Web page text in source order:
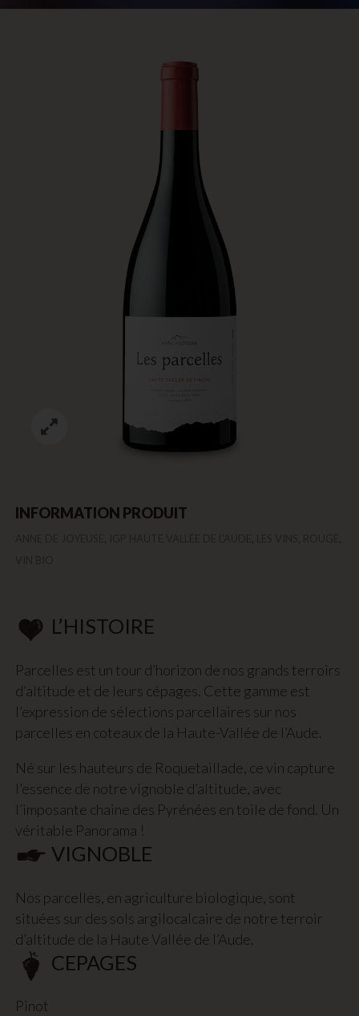
INFORMATION PRODUIT
L’HISTOIRE
Parcelles est un tour d’horizon de nos grands terroirs
d’altitude et de leurs cépages. Cette gamme est
l’expression de sélections parcellaires sur nos
parcelles en coteaux de la Haute-Vallée de l’Aude.
Né sur les hauteurs de Roquetaillade, ce vin capture
l’essence de notre vignoble d’altitude, avec
l’imposante chaine des Pyrénées en toile de fond. Un
véritable Panorama !
VIGNOBLE
Nos parcelles, en agriculture biologique, sont
situées sur des sols argilocalcaire de notre terroir
d’altitude de la Haute Vallée de l’Aude.
CEPAGES
Pinot